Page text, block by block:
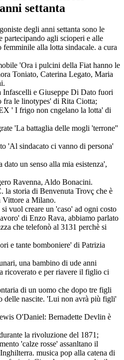
settanta
degli anni settanta sono le
partecipando agli scioperi e alle
femminile alla lotta sindacale. a cura
'Ora i pulcini della Fiat hanno le
Toniato, Caterina Legato, Maria
e Giuseppe Di Dato fuori
fra le linotypes' di Rita Ciotta;
' I frigo non cngelano la lotta' di
'La battaglia delle mogli 'terrone''
'Al sindacato ci vanno di persona'
un senso alla mia esistenza',
Ravenna, Aldo Bonacini.
la storia di Benvenuta Trovç che è
Vittore a Milano.
vuol creare un 'caso' ad ogni costo
di Enzo Rava, abbiamo parlato
che telefonò al 3131 perchè si
e tante bomboniere' di Patrizia
una bambino di ude anni
ricoverato e per riavere il figlio ci
di un uomo che dopo tre figli
delle nascite. 'Lui non avrà più figli'
O'Daniel: Bernadette Devlin è
la rivoluzione del 1871;
'calze rosse' assanltano il
musica pop alla catena di